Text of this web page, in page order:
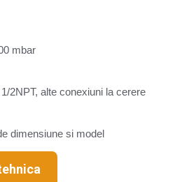
mbar
2NPT, alte conexiuni la cerere
dimensiune si model